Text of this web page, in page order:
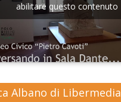
abilitare questo contenuto
Albano di Libermedia